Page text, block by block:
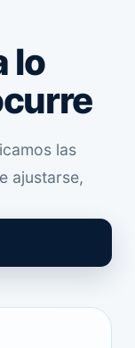
lo
las
ajustarse,